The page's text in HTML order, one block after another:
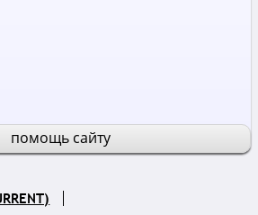
помощь сайту